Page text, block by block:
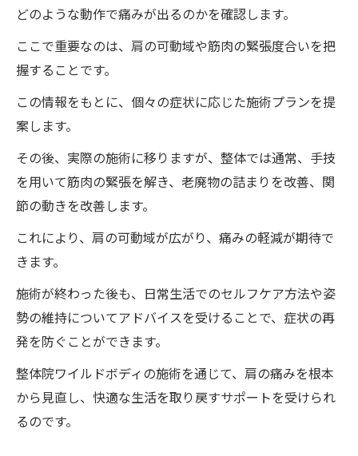
肩の悩みを徹底的に解決
長年の肩痛を克服する方法
重症者が安心して通える理由
施術前後の変化を体感
自然治癒力を引き出す徳島県の整体院ワイルド
ボディで肩を楽に
自然治癒力とは何か
整体で自然治癒力を高める方法
整体と自然治癒の関係
セルフケアと整体の組み合わせ
肩を楽にする日常の工夫
肩の健康を取り戻す徳島藍住町の整体院ワイル
ドボディの施術とは
どのような動作で痛みが出るのかを確認します。
ここで重要なのは、肩の可動域や筋肉の緊張度合いを把
握することです。
この情報をもとに、個々の症状に応じた施術プランを提
案します。
その後、実際の施術に移りますが、整体では通常、手技
を用いて筋肉の緊張を解き、老廃物の詰まりを改善、関
節の動きを改善します。
これにより、肩の可動域が広がり、痛みの軽減が期待で
きます。
施術が終わった後も、日常生活でのセルフケア方法や姿
勢の維持についてアドバイスを受けることで、症状の再
発を防ぐことができます。
整体院ワイルドボディの施術を通じて、肩の痛みを根本
から見直し、快適な生活を取り戻すサポートを受けられ
るのです。